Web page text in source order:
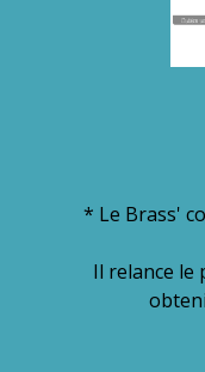
* Le Brass'
Il relance le